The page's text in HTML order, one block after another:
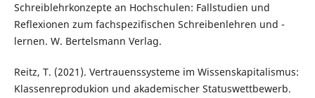
Schreiblehrkonzepte an Hochschulen: Fallstudien und
Reflexionen zum fachspezifischen Schreibenlehren und -
lernen. W. Bertelsmann Verlag.
Reitz, T. (2021). Vertrauenssysteme im Wissenskapitalismus:
Klassenreprodukion und akademischer Statuswettbewerb.